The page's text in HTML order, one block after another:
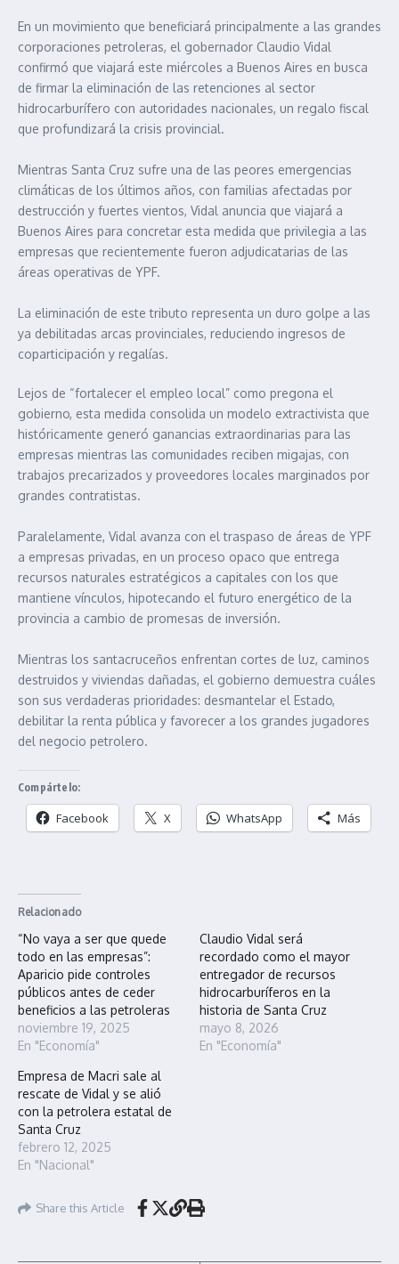
En un movimiento que beneficiará principalmente a las grandes
corporaciones petroleras, el gobernador Claudio Vidal
confirmó que viajará este miércoles a Buenos Aires en busca
de firmar la eliminación de las retenciones al sector
hidrocarburífero con autoridades nacionales, un regalo fiscal
que profundizará la crisis provincial.
Mientras Santa Cruz sufre una de las peores emergencias
climáticas de los últimos años, con familias afectadas por
destrucción y fuertes vientos, Vidal anuncia que viajará a
Buenos Aires para concretar esta medida que privilegia a las
empresas que recientemente fueron adjudicatarias de las
áreas operativas de YPF.
La eliminación de este tributo representa un duro golpe a las
ya debilitadas arcas provinciales, reduciendo ingresos de
coparticipación y regalías.
Lejos de “fortalecer el empleo local” como pregona el
gobierno, esta medida consolida un modelo extractivista que
históricamente generó ganancias extraordinarias para las
empresas mientras las comunidades reciben migajas, con
trabajos precarizados y proveedores locales marginados por
grandes contratistas.
Paralelamente, Vidal avanza con el traspaso de áreas de YPF
a empresas privadas, en un proceso opaco que entrega
recursos naturales estratégicos a capitales con los que
mantiene vínculos, hipotecando el futuro energético de la
provincia a cambio de promesas de inversión.
Mientras los santacruceños enfrentan cortes de luz, caminos
destruidos y viviendas dañadas, el gobierno demuestra cuáles
son sus verdaderas prioridades: desmantelar el Estado,
debilitar la renta pública y favorecer a los grandes jugadores
del negocio petrolero.
Compártelo:
Facebook X WhatsApp Más
Relacionado
“No vaya a ser que quede
todo en las empresas”:
Aparicio pide controles
públicos antes de ceder
beneficios a las petroleras
noviembre 19, 2025
En "Economía"
Claudio Vidal será
recordado como el mayor
entregador de recursos
hidrocarburíferos en la
historia de Santa Cruz
mayo 8, 2026
En "Economía"
Empresa de Macri sale al
rescate de Vidal y se alió
con la petrolera estatal de
Santa Cruz
febrero 12, 2025
En "Nacional"
Share this Article